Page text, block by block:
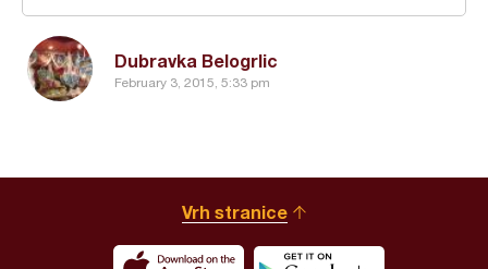
Dubravka Belogrlic
February 3, 2015, 5:33 pm
Vrh stranice